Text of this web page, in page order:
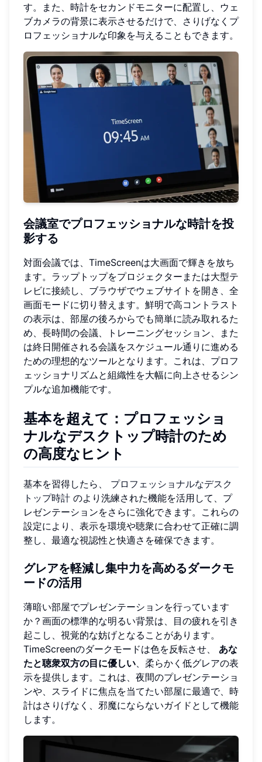
す。また、時計をセカンドモニターに配置し、ウェ
ブカメラの背景に表示させるだけで、さりげなくプ
ロフェッショナルな印象を与えることもできます。
会議室でプロフェッショナルな時計を投
影する
対面会議では、TimeScreenは大画面で輝きを放ち
ます。ラップトップをプロジェクターまたは大型テ
レビに接続し、ブラウザでウェブサイトを開き、全
画面モードに切り替えます。鮮明で高コントラスト
の表示は、部屋の後ろからでも簡単に読み取れるた
め、長時間の会議、トレーニングセッション、また
は終日開催される会議をスケジュール通りに進める
ための理想的なツールとなります。これは、プロフ
ェッショナリズムと組織性を大幅に向上させるシン
プルな追加機能です。
基本を超えて：プロフェッショ
ナルなデスクトップ時計のため
の高度なヒント
基本を習得したら、 プロフェッショナルなデスク
トップ時計 のより洗練された機能を活用して、プ
レゼンテーションをさらに強化できます。これらの
設定により、表示を環境や聴衆に合わせて正確に調
整し、最適な視認性と快適さを確保できます。
グレアを軽減し集中力を高めるダークモ
ードの活用
薄暗い部屋でプレゼンテーションを行っています
か？画面の標準的な明るい背景は、目の疲れを引き
起こし、視覚的な妨げとなることがあります。
TimeScreenのダークモードは色を反転させ、 あな
たと聴衆双方の目に優しい、柔らかく低グレアの表
示を提供します。これは、夜間のプレゼンテーショ
ンや、スライドに焦点を当てたい部屋に最適で、時
計はさりげなく、邪魔にならないガイドとして機能
します。